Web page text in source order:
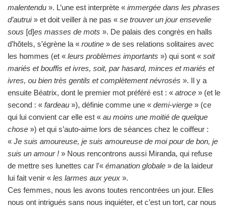
malentendu ». L’une est interprète « immergée dans les phrases
d’autrui» et doit veiller à ne pas « se trouver un jour ensevelie
sous [d]es masses de mots ». De palais des congrès en halls
d’hôtels, s’égrène la « routine » de ses relations solitaires avec
les hommes (et « leurs problèmes importants ») qui sont « soit
mariés et bouffis et ivres, soit, par hasard, minces et mariés et
ivres, ou bien très gentils et complètement névrosés ». Il y a
ensuite Béatrix, dont le premier mot préféré est : « atroce » (et le
second : « fardeau »), définie comme une « demi-vierge » (ce
qui lui convient car elle est « au moins une moitié de quelque
chose ») et qui s’auto-aime lors de séances chez le coiffeur :
« Je suis amoureuse, je suis amoureuse de moi pour de bon, je
suis un amour ! » Nous rencontrons aussi Miranda, qui refuse
de mettre ses lunettes car l’« émanation globale » de la laideur
lui fait venir « les larmes aux yeux ».
Ces femmes, nous les avons toutes rencontrées un jour. Elles
nous ont intrigués sans nous inquiéter, et c’est un tort, car nous